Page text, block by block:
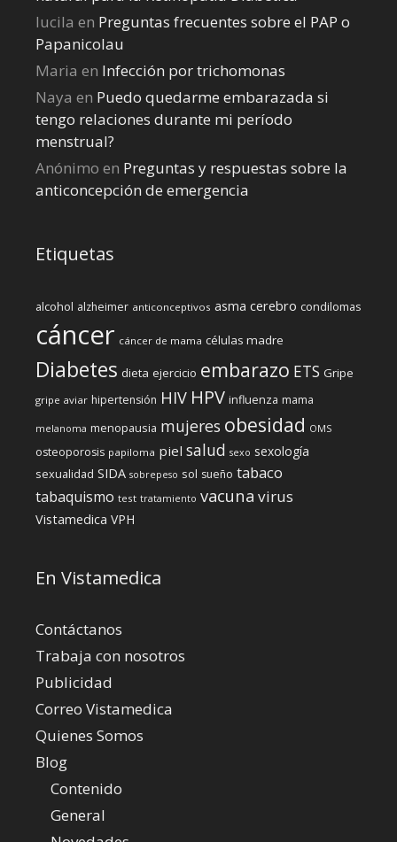
lucila en Preguntas frecuentes sobre el PAP o
Papanicolau
Maria en Infección por trichomonas
Naya en Puedo quedarme embarazada si
tengo relaciones durante mi perí­odo
menstrual?
Anónimo en Preguntas y respuestas sobre la
anticoncepción de emergencia
Etiquetas
alcohol alzheimer anticonceptivos asma cerebro condilomas
cáncer cáncer de mama células madre
Diabetes dieta ejercicio embarazo ETS Gripe
gripe aviar hipertensión HIV HPV influenza mama
melanoma menopausia mujeres obesidad OMS
osteoporosis papiloma piel salud sexo sexología
sexualidad SIDA sobrepeso sol sueño tabaco
tabaquismo test tratamiento vacuna virus
Vistamedica VPH
En Vistamedica
Contáctanos
Trabaja con nosotros
Publicidad
Correo Vistamedica
Quienes Somos
Blog
Contenido
General